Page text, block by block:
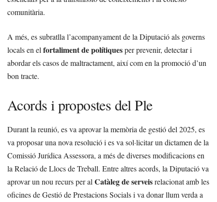
comunitària.
A més, es subratlla l’acompanyament de la Diputació als governs
locals en el fortaliment de polítiquesper prevenir, detectar i
abordar els casos de maltractament, així com en la promoció d’un
bon tracte.
Acords i propostes del Ple
Durant la reunió, es va aprovar la memòria de gestió del 2025, es
va proposar una nova resolució i es va sol·licitar un dictamen de la
Comissió Jurídica Assessora, a més de diverses modificacions en
la Relació de Llocs de Treball. Entre altres acords, la Diputació va
aprovar un nou recurs per al Catàleg de serveisrelacionat amb les
oficines de Gestió de Prestacions Socials i va donar llum verda a